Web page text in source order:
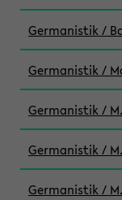
Germanistik /
Germanistik /
Germanistik /
Germanistik /
Germanistik /